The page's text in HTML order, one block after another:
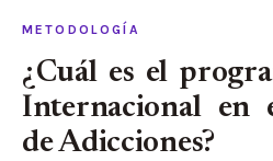
METODOLOGÍA
¿Cuál es el
Internacional en
de Adicciones?